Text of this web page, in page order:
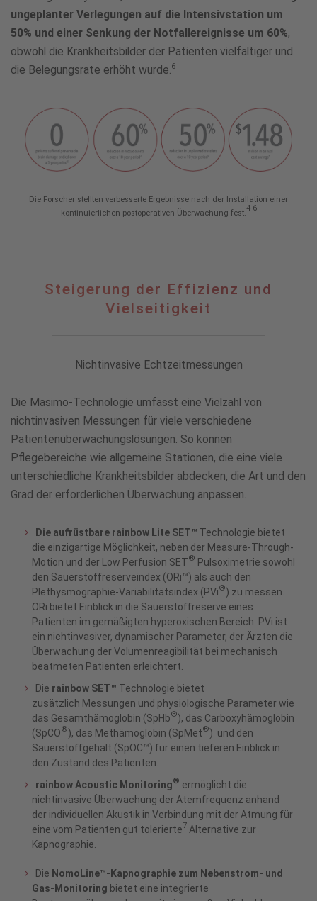
ungeplanter Verlegungen auf die Intensivstation um
50% und einer Senkung der Notfallereignisse um 60%,
obwohl die Krankheitsbilder der Patienten vielfältiger und
die Belegungsrate erhöht wurde.6
Die Forscher stellten verbesserte Ergebnisse nach der Installation einer
kontinuierlichen postoperativen Überwachung fest.
4-6
SteigerungSteigerung der Effizienz und
Vielseitigkeit
Nichtinvasive Echtzeitmessungen
Die Masimo-Technologie umfasst eine Vielzahl von
nichtinvasiven Messungen für viele verschiedene
Patientenüberwachungslösungen. So können
Pflegebereiche wie allgemeine Stationen, die eine viele
unterschiedliche Krankheitsbilder abdecken, die Art und den
Grad der erforderlichen Überwachung anpassen.
Die aufrüstbare rainbow Lite SET™ Technologie bietet
die einzigartige Möglichkeit, neben der Measure-Through-
Motion und der Low Perfusion SET® Pulsoximetrie sowohl
den Sauerstoffreserveindex (ORi™) als auch den
Plethysmographie-Variabilitätsindex (PVi®) zu messen.
ORi bietet Einblick in die Sauerstoffreserve eines
Patienten im gemäßigten hyperoxischen Bereich. PVi ist
ein nichtinvasiver, dynamischer Parameter, der Ärzten die
Überwachung der Volumenreagibilität bei mechanisch
beatmeten Patienten erleichtert.
Die rainbow SET™ Technologie bietet
zusätzlich Messungen und physiologische Parameter wie
das Gesamthämoglobin (SpHb®), das Carboxyhämoglobin
(SpCO®), das Methämoglobin (SpMet®) und den
Sauerstoffgehalt (SpOC™) für einen tieferen Einblick in
den Zustand des Patienten.
rainbow Acoustic Monitoring® ermöglicht die
nichtinvasive Überwachung der Atemfrequenz anhand
der individuellen Akustik in Verbindung mit der Atmung für
eine vom Patienten gut tolerierte7 Alternative zur
Kapnographie.
Die NomoLine™-Kapnographie zum Nebenstrom- und
Gas-Monitoring bietet eine integrierte